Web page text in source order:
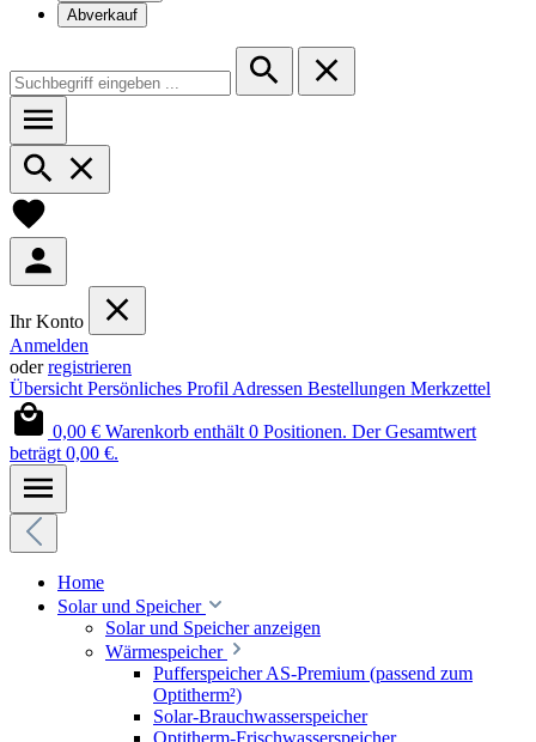
Abverkauf
Ihr Konto
Anmelden
oderregistrieren
Übersicht Persönliches Profil Adressen Bestellungen Merkzettel
0,00 € Warenkorb enthält 0 Positionen. Der Gesamtwert
beträgt 0,00 €.
Home
Solar und Speicher
Solar und Speicher anzeigen
Wärmespeicher
Pufferspeicher AS-Premium (passend zum
Optitherm²)
Solar-Brauchwasserspeicher
Optitherm-Frischwasserspeicher